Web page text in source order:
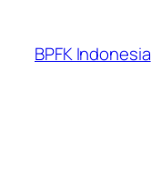
content
BPFK Indonesia